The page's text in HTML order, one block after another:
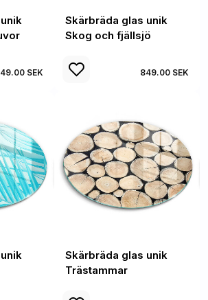
SEK
Skärbräda glas unik
Skog och fjällsjö
849.00 SEK
Skärbräda glas unik
Trästammar